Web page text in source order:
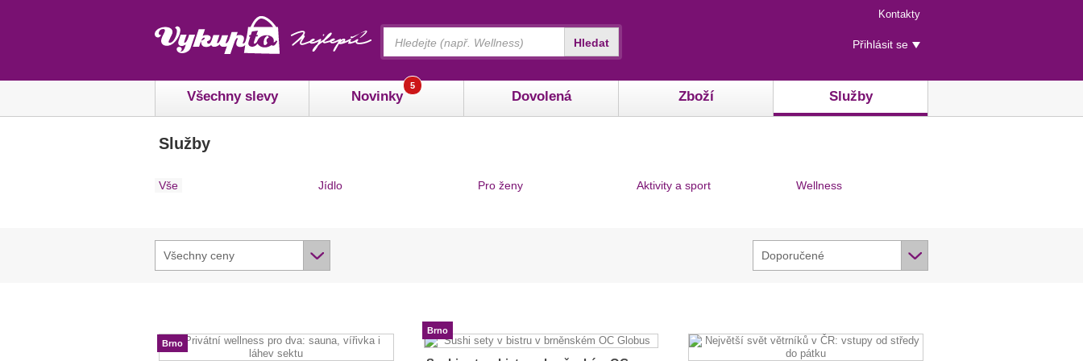
Menu
rychlého
přístupu
Kontakty
Uživatelské
menu
Přihlásit se
Všechny slevy Novinky
5
Dovolená Zboží Služby
Hledat
Služby
Vše Jídlo Pro ženy Aktivity a sport Wellness
Všechny ceny Doporučené
Brno
Brno